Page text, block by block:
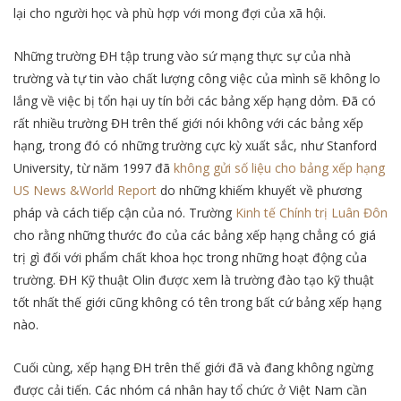
lại cho người học và phù hợp với mong đợi của xã hội.
Những trường ĐH tập trung vào sứ mạng thực sự của nhà
trường và tự tin vào chất lượng công việc của mình sẽ không lo
lắng về việc bị tổn hại uy tín bởi các bảng xếp hạng dỏm. Đã có
rất nhiều trường ĐH trên thế giới nói không với các bảng xếp
hạng, trong đó có những trường cực kỳ xuất sắc, như Stanford
University, từ năm 1997 đã không gửi số liệu cho bảng xếp hạng
US News &World Report do những khiếm khuyết về phương
pháp và cách tiếp cận của nó. Trường Kinh tế Chính trị Luân Đôn
cho rằng những thước đo của các bảng xếp hạng chẳng có giá
trị gì đối với phẩm chất khoa học trong những hoạt động của
trường. ĐH Kỹ thuật Olin được xem là trường đào tạo kỹ thuật
tốt nhất thế giới cũng không có tên trong bất cứ bảng xếp hạng
nào.
Cuối cùng, xếp hạng ĐH trên thế giới đã và đang không ngừng
được cải tiến. Các nhóm cá nhân hay tổ chức ở Việt Nam cần